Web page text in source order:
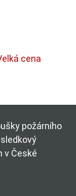
cena
požárního
v České